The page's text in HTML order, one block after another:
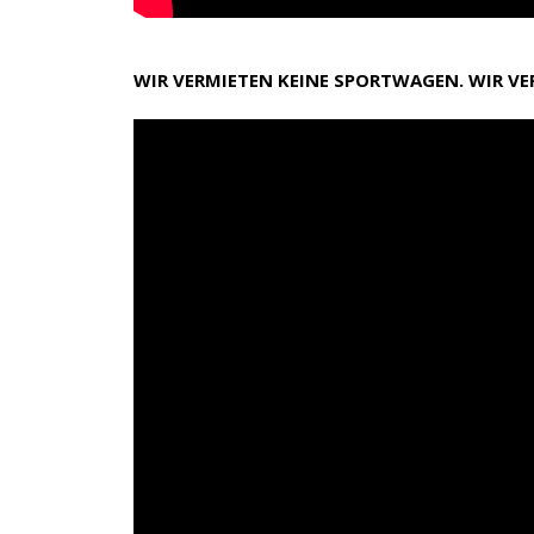
WIR VERMIETEN KEINE SPORTWAGEN. WIR